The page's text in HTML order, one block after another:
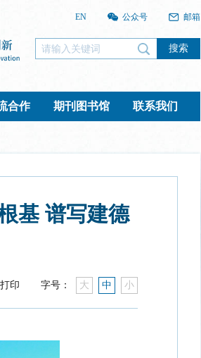
EN 公众号 邮箱
搜索
合作 期刊图书馆 联系我们
基 谱写建德
字号： 大 中 小
打印